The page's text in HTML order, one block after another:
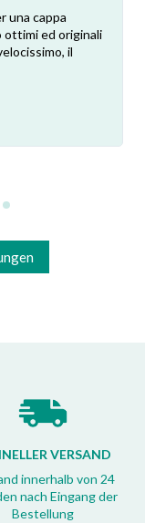
una cappa
ottimi ed originali
il
VERSAND
innerhalb von 24
nach Eingang der
Bestellung